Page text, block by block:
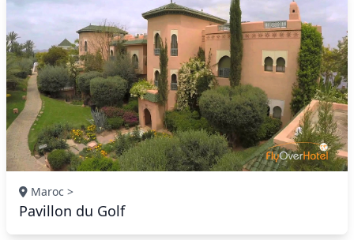
Maroc >
Pavillon du Golf